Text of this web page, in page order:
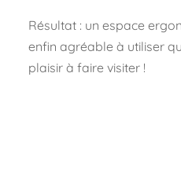
Résultat : un espace
enfin agréable à utiliser
plaisir à faire visiter !